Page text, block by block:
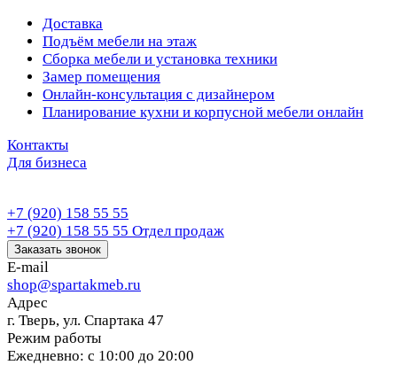
Доставка
Подъём мебели на этаж
Сборка мебели и установка техники
Замер помещения
Онлайн-консультация с дизайнером
Планирование кухни и корпусной мебели онлайн
Контакты
Для бизнеса
+7 (920) 158 55 55
+7 (920) 158 55 55 Отдел продаж
Заказать звонок
E-mail
shop@spartakmeb.ru
Адрес
г. Тверь, ул. Спартака 47
Режим работы
Ежедневно: с 10:00 до 20:00